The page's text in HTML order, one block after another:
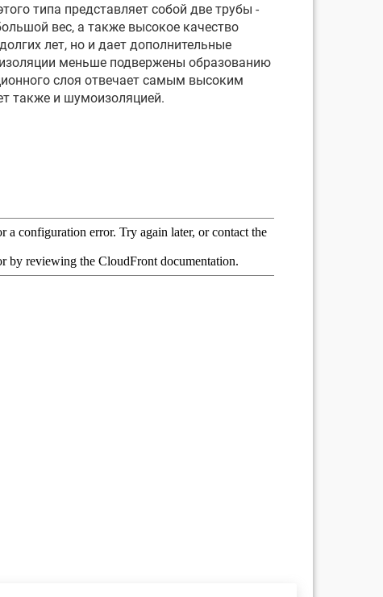
типа представляет собой две трубы -
вес, а также высокое качество
лет, но и дает дополнительные
меньше подвержены образованию
слоя отвечает самым высоким
также и шумоизоляцией.